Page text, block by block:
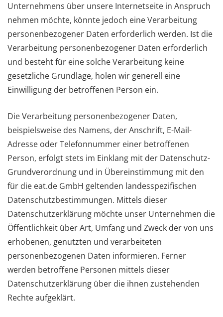
Unternehmens über unsere Internetseite in Anspruch
nehmen möchte, könnte jedoch eine Verarbeitung
personenbezogener Daten erforderlich werden. Ist die
Verarbeitung personenbezogener Daten erforderlich
und besteht für eine solche Verarbeitung keine
gesetzliche Grundlage, holen wir generell eine
Einwilligung der betroffenen Person ein.
Die Verarbeitung personenbezogener Daten,
beispielsweise des Namens, der Anschrift, E-Mail-
Adresse oder Telefonnummer einer betroffenen
Person, erfolgt stets im Einklang mit der Datenschutz-
Grundverordnung und in Übereinstimmung mit den
für die eat.de GmbH geltenden landesspezifischen
Datenschutzbestimmungen. Mittels dieser
Datenschutzerklärung möchte unser Unternehmen die
Öffentlichkeit über Art, Umfang und Zweck der von uns
erhobenen, genutzten und verarbeiteten
personenbezogenen Daten informieren. Ferner
werden betroffene Personen mittels dieser
Datenschutzerklärung über die ihnen zustehenden
Rechte aufgeklärt.